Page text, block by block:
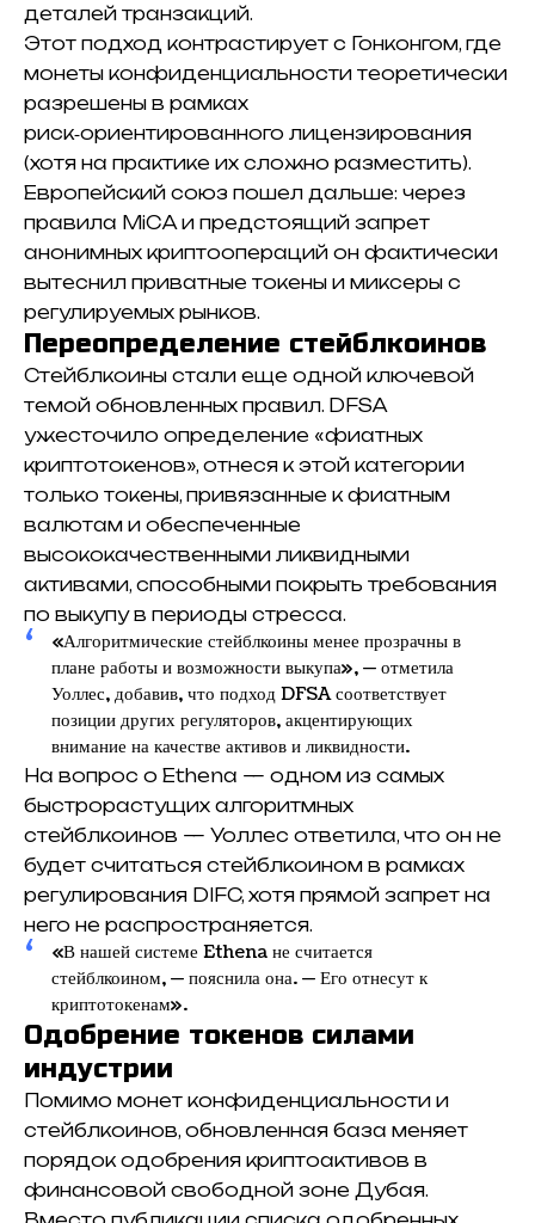
деталей транзакций.
Этот подход контрастирует с Гонконгом, где
монеты конфиденциальности теоретически
разрешены в рамках
риск‑ориентированного лицензирования
(хотя на практике их сложно разместить).
Европейский союз пошел дальше: через
правила MiCA и предстоящий запрет
анонимных криптоопераций он фактически
вытеснил приватные токены и миксеры с
регулируемых рынков.
Переопределение стейблкоинов
Стейблкоины стали еще одной ключевой
темой обновленных правил. DFSA
ужесточило определение «фиатных
криптотокенов», отнеся к этой категории
только токены, привязанные к фиатным
валютам и обеспеченные
высококачественными ликвидными
активами, способными покрыть требования
по выкупу в периоды стресса.
«Алгоритмические стейблкоины менее прозрачны в
плане работы и возможности выкупа», — отметила
Уоллес, добавив, что подход DFSA соответствует
позиции других регуляторов, акцентирующих
внимание на качестве активов и ликвидности.
На вопрос о Ethena — одном из самых
быстрорастущих алгоритмных
стейблкоинов — Уоллес ответила, что он не
будет считаться стейблкоином в рамках
регулирования DIFC, хотя прямой запрет на
него не распространяется.
«В нашей системе Ethena не считается
стейблкоином, — пояснила она. — Его отнесут к
криптотокенам».
Одобрение токенов силами
индустрии
Помимо монет конфиденциальности и
стейблкоинов, обновленная база меняет
порядок одобрения криптоактивов в
финансовой свободной зоне Дубая.